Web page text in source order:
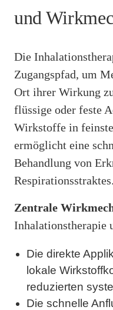
und
Die
Zugangspfad, um
Ort ihrer Wirkung
flüssige oder feste
Wirkstoffe in
ermöglicht eine
Behandlung von
Respirationsstraktes.
Zentrale
Inhalationstherapie
Die direkte
lokale
reduzierten
Die schnelle